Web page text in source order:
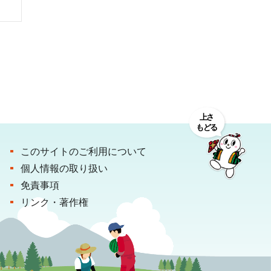
このサイトのご利用について
個人情報の取り扱い
免責事項
リンク・著作権